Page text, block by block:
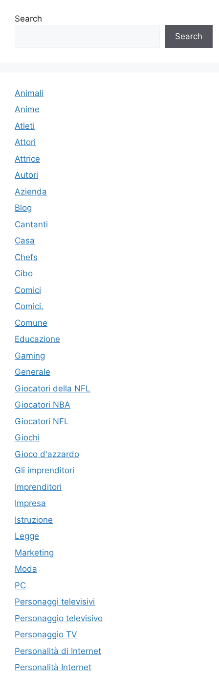
Search
Search
Animali
Anime
Atleti
Attori
Attrice
Autori
Azienda
Blog
Cantanti
Casa
Chefs
Cibo
Comici
Comici.
Comune
Educazione
Gaming
Generale
Giocatori della NFL
Giocatori NBA
Giocatori NFL
Giochi
Gioco d'azzardo
Gli imprenditori
Imprenditori
Impresa
Istruzione
Legge
Marketing
Moda
PC
Personaggi televisivi
Personaggio televisivo
Personaggio TV
Personalità di Internet
Personalità Internet